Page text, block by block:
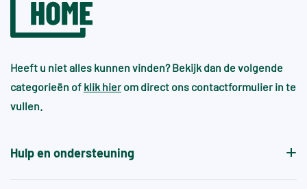
Heeft u niet alles kunnen vinden? Bekijk dan de volgende
categorieën of klik hier om direct ons contactformulier in te
vullen.
Hulp en ondersteuning